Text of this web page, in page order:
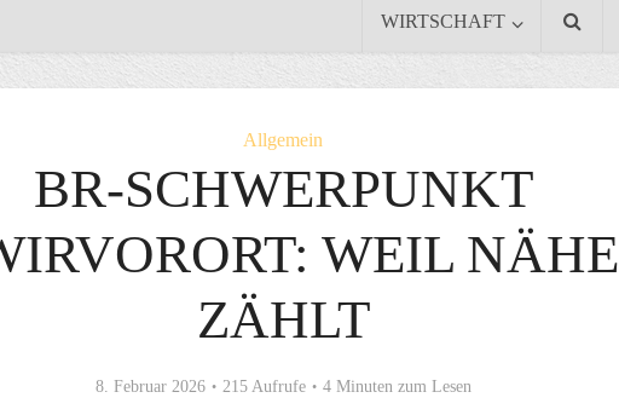
WIRTSCHAFT
Allgemein
BR-SCHWERPUNKT
WEIL NÄHE
ZÄHLT
8. Februar 2026 215 Aufrufe 4 Minuten zum Lesen